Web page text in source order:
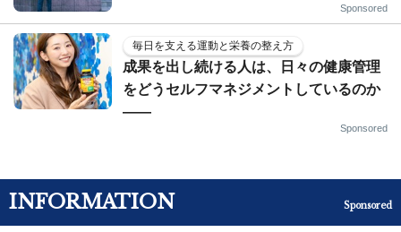
Sponsored
毎日を支える運動と栄養の整え方
成果を出し続ける人は、日々の健康管理
をどうセルフマネジメントしているのか
——
Sponsored
INFORMATION Sponsored